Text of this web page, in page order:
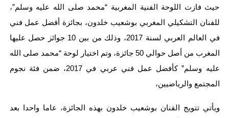
حيث فازت اللوحة الفنية المغربية “محمد صلى الله عليه وسلم”،
للفنان التشكيلي المغربي بوشعيب خلدون، بجائزة أفضل عمل فني
في العالم العربي لسنة 2017، وذلك من بين 10 جوائز حصل عليها
المغرب من أصل حوالي 50 جائزة، وتم اختيار لوحة “محمد صلى الله
عليه وسلم” كأفضل عمل فني عربي في 2017، ضمن فئة نجوم
المجتمع والرياضيين،
ويأتي تتويج الفنان بوشعيب خلدون بهذه الجائزة، عاما واحدا بعد